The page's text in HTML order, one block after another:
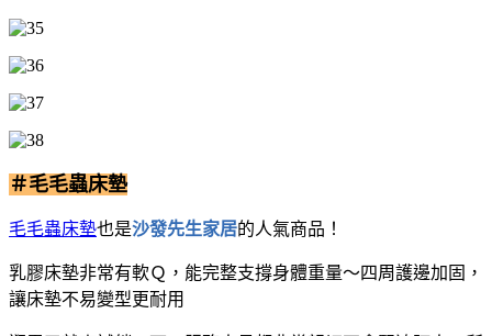
＃毛毛蟲床墊
毛毛蟲床墊也是沙發先生家居的人氣商品！
乳膠床墊非常有軟Ｑ，能完整支撐身體重量～四周護邊加固，
讓床墊不易變型更耐用